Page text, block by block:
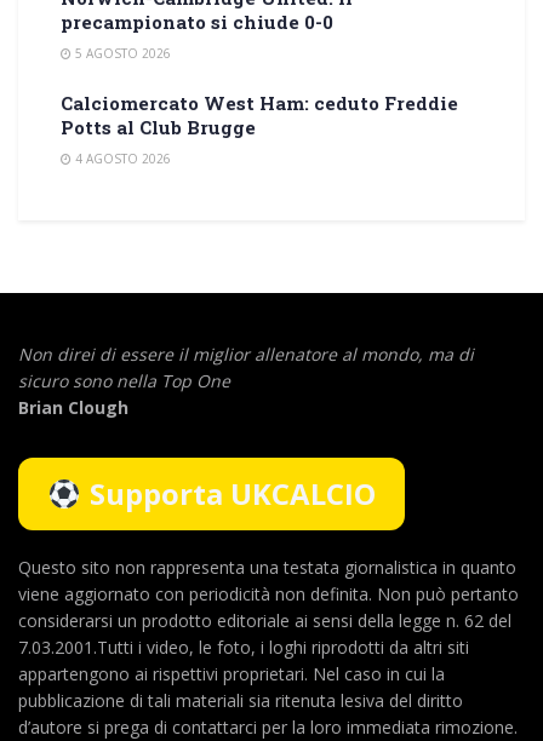
precampionato si chiude 0-0
5 AGOSTO 2026
Calciomercato West Ham: ceduto Freddie
Potts al Club Brugge
4 AGOSTO 2026
Non direi di essere il miglior allenatore al mondo, ma di
sicuro sono nella Top One
Brian Clough
Supporta UKCALCIO
Questo sito non rappresenta una testata giornalistica in quanto
viene aggiornato con periodicità non definita. Non può pertanto
considerarsi un prodotto editoriale ai sensi della legge n. 62 del
7.03.2001.Tutti i video, le foto, i loghi riprodotti da altri siti
appartengono ai rispettivi proprietari. Nel caso in cui la
pubblicazione di tali materiali sia ritenuta lesiva del diritto
d’autore si prega di contattarci per la loro immediata rimozione.